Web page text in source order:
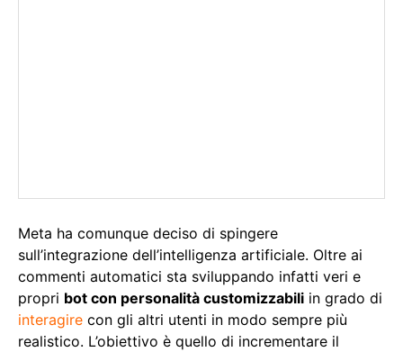
Meta ha comunque deciso di spingere
sull’integrazione dell’intelligenza artificiale. Oltre ai
commenti automatici sta sviluppando infatti veri e
propri bot con personalità customizzabili in grado di
interagire con gli altri utenti in modo sempre più
realistico. L’obiettivo è quello di incrementare il